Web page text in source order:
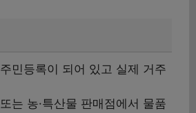
민등록이 되어 있고 실제 거주
는 농·특산물 판매점에서 물품